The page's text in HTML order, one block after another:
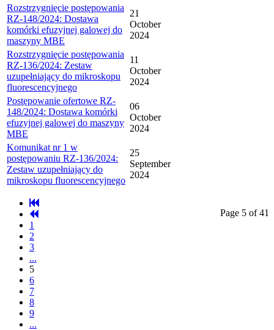
Rozstrzygnięcie postępowania
RZ-148/2024: Dostawa
komórki efuzyjnej galowej do
maszyny MBE
21
October
2024
Rozstrzygnięcie postępowania
RZ-136/2024: Zestaw
uzupełniający do mikroskopu
fluorescencyjnego
11
October
2024
Postępowanie ofertowe RZ-
148/2024: Dostawa komórki
efuzyjnej galowej do maszyny
MBE
06
October
2024
Komunikat nr 1 w
postępowaniu RZ-136/2024:
Zestaw uzupełniający do
mikroskopu fluorescencyjnego
25
September
2024
Page 5 of 41
1
2
3
...
5
6
7
8
9
...